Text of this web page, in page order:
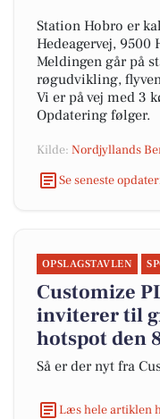
Station Hobro er
Hedeagervej, 9500
Meldingen går på
røgudvikling,
Vi er på vej med 3
Opdatering følger.
Kilde: Nordjyllands
Se seneste
OPSLAGSTAVLEN
Customize
inviterer til
hotspot den
Så er der nyt fra
Læs hele artiklen